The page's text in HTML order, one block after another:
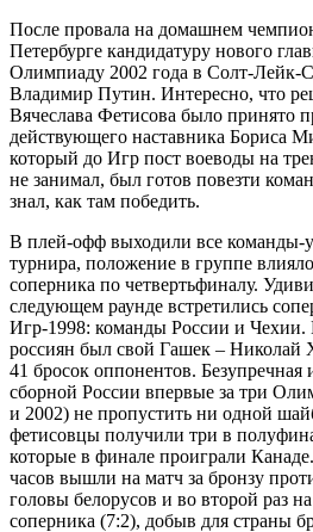
После провала на домашнем
Петербурге кандидатуру нового
Олимпиаду 2002 года в Солт-Лейк-
Владимир Путин. Интересно, что
Вячеслава Фетисова было принято
действующего наставника Бориса
который до Игр пост воеводы на
не занимал, был готов повезти
знал, как там победить.
В плей-офф выходили все команды-
турнира, положение в группе
соперника по четвертьфиналу.
следующем раунде встретились
Игр-1998: команды России и Чехии.
россиян был свой Гашек – Николай
41 бросок оппонентов. Безупречная
сборной России впервые за три
и 2002) не пропустить ни одной
фетисовцы получили три в
которые в финале проиграли
часов вышли на матч за бронзу
головы белорусов и во второй раз
соперника (7:2), добыв для страны